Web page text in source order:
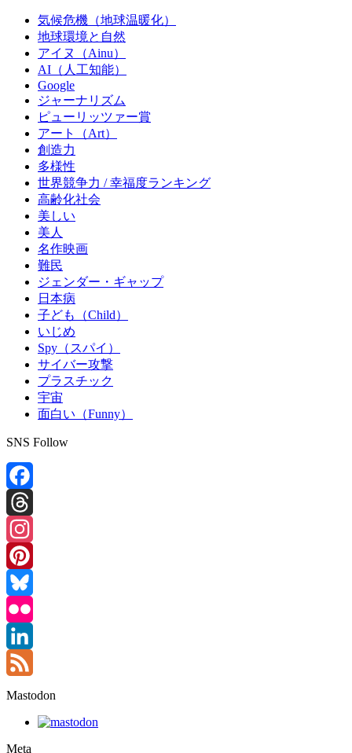
気候危機（地球温暖化）
地球環境と自然
アイヌ（Ainu）
AI（人工知能）
Google
ジャーナリズム
ピューリッツァー賞
アート（Art）
創造力
多様性
世界競争力 / 幸福度ランキング
高齢化社会
美しい
美人
名作映画
難民
ジェンダー・ギャップ
日本病
子ども（Child）
いじめ
Spy（スパイ）
サイバー攻撃
プラスチック
宇宙
面白い（Funny）
SNS Follow
Facebook
Threads
Instagram
Pinterest
Bluesky
Flickr
LinkedIn
Feed
Mastodon
Meta